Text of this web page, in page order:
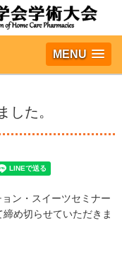
MENU
した。
ン・スイーツセミナー
め切らせていただきま